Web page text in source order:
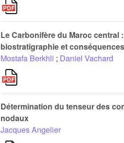
Le Carbonifère du Maroc
biostratigraphie et
Mostafa Berkhli ; Daniel Vachard
Détermination du tenseur des
nodaux
Jacques Angelier